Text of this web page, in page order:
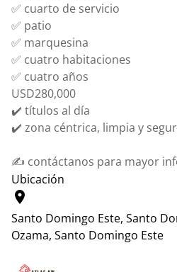
✅ cuarto de servicio
✅ patio
✅ marquesina
✅ cuatro habitaciones
✅ cuatro años
USD280,000
✔️ títulos al día
✔️ zona céntrica, limpia y
✍️ contáctanos para mayor
Ubicación
location_on
Santo Domingo Este, Santo
Ozama, Santo Domingo Este
+
Leaflet